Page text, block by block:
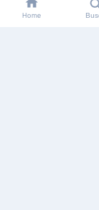
Home